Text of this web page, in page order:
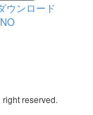
ウンロード
reserved.